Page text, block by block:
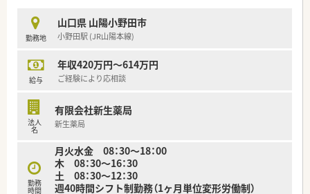
トア・調剤薬局を運営する企業です。ドラッグストアとして売
上・利益・店舗数共に業界トップクラスです。
■年間で10店舗以上の新規出店を継続しており、新卒採用に関
年齢は33歳です。
■調剤薬局部門で採用された薬剤師の業務は調剤業務（調剤・投
OTCについての知識も深まるためこれから必要な「マルチの
力」が身につきます。
■セルフメディケーションの支援として、医療・保険・福祉・マタ
ています。
■医療事務との業務分担を行い、薬剤師の業務負担軽減を行って
います。
■近隣に店舗数が多く、フォロー体制も整っています。
勤務地
山口県 山陽小野田市
小野田駅 (JR山陽本線)
給与
年収420万円～614万円
ご経験により応相談
法人
名
有限会社新生薬局
新生薬局
勤務
時間
月火水金 08：30～18：00
木 08：30～16：30
土 08：30～12：30
週40時間シフト制勤務（1ヶ月単位変形労働制）